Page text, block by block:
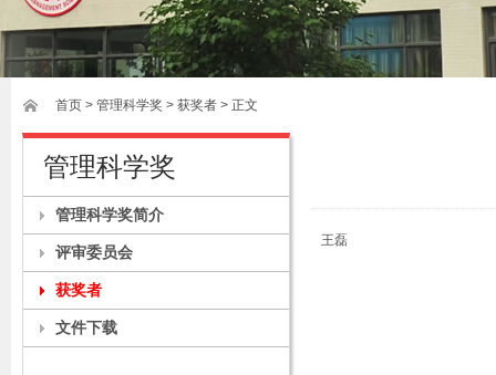
首页 > 管理科学奖 > 获奖者 > 正文
管理科学奖
管理科学奖简介
评审委员会
获奖者
文件下载
王磊